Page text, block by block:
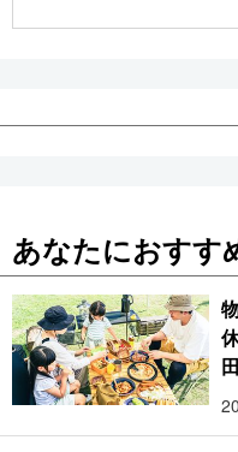
あなたにおすす